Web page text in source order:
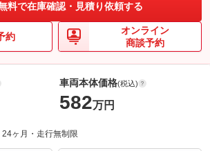
料で在庫確認・見積り依頼する
約
オンライン
商談予約
車両本体価格(税込)
582万円
24ヶ月・走行無制限